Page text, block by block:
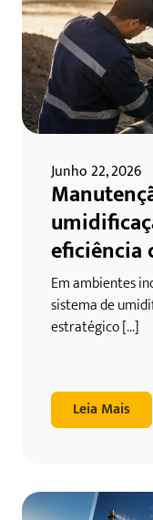
Junho 22, 2026
eficiência
Em ambientes
sistema de
estratégico [...]
Leia Mais